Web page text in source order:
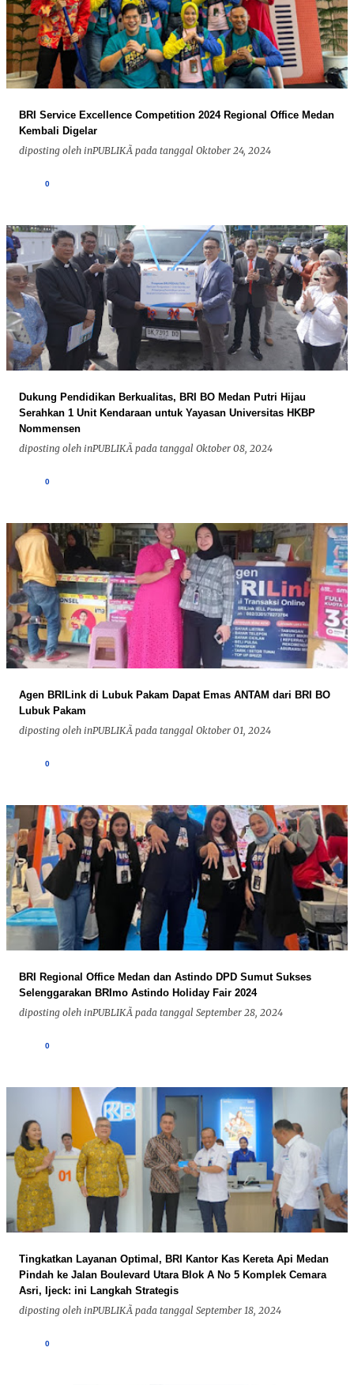
BRI Service Excellence Competition 2024 Regional Office Medan
Kembali Digelar
diposting oleh inPUBLIKÃ pada tanggal Oktober 24, 2024
0
Dukung Pendidikan Berkualitas, BRI BO Medan Putri Hijau
Serahkan 1 Unit Kendaraan untuk Yayasan Universitas HKBP
Nommensen
diposting oleh inPUBLIKÃ pada tanggal Oktober 08, 2024
0
Agen BRILink di Lubuk Pakam Dapat Emas ANTAM dari BRI BO
Lubuk Pakam
diposting oleh inPUBLIKÃ pada tanggal Oktober 01, 2024
0
BRI Regional Office Medan dan Astindo DPD Sumut Sukses
Selenggarakan BRImo Astindo Holiday Fair 2024
diposting oleh inPUBLIKÃ pada tanggal September 28, 2024
0
Tingkatkan Layanan Optimal, BRI Kantor Kas Kereta Api Medan
Pindah ke Jalan Boulevard Utara Blok A No 5 Komplek Cemara
Asri, Ijeck: ini Langkah Strategis
diposting oleh inPUBLIKÃ pada tanggal September 18, 2024
0